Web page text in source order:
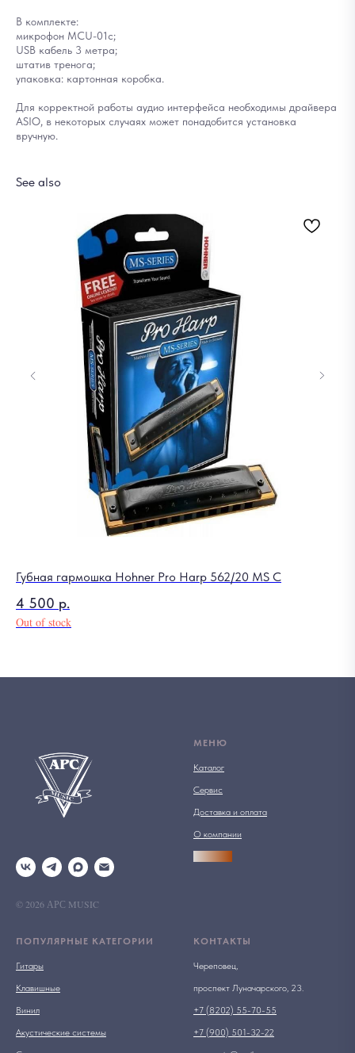
В комплекте:
микрофон MCU-01с;
USB кабель 3 метра;
штатив тренога;
упаковка: картонная коробка.
Для корректной работы аудио интерфейса необходимы драйвера
ASIO, в некоторых случаях может понадобится установка
вручную.
See also
Губная гармошка Hohner Pro Harp 562/20 MS C
4 500 р.
Out of stock
© 2026 АРС MUSIC
МЕНЮ
Каталог
Сервис
Доставка и оплата
О компании
ПОПУЛЯРНЫЕ КАТЕГОРИИ
Гитары
Клавишные
Винил
Акустические системы
КОНТАКТЫ
Череповец,
проспект Луначарского, 23.
+7 (8202) 55-70-55
+7 (900) 501-32-22